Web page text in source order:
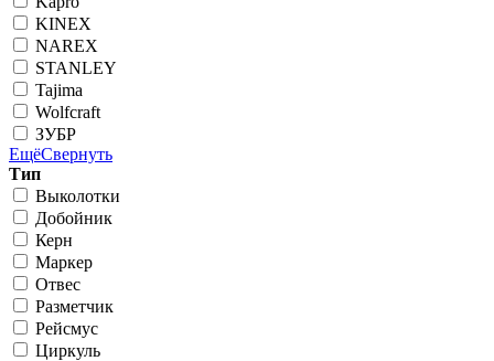
KINEX
NAREX
STANLEY
Tajima
Wolfcraft
ЗУБР
ЕщёСвернуть
Тип
Выколотки
Добойник
Керн
Маркер
Отвес
Разметчик
Рейсмус
Циркуль